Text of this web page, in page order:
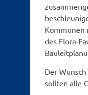
Kommunen
des Flora-
Der
sollten alle